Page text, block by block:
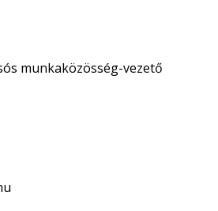
munkaközösség-vezető